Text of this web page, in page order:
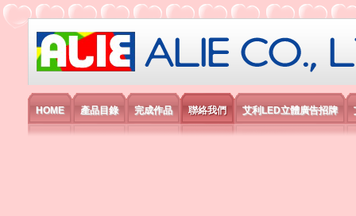
艾利國際電子有限公司
HOME 產品目錄 完成作品 聯絡我們 艾利LED立體廣告招牌